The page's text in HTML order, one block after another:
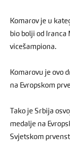
Komarov je u
bio bolji od Iranca
vicešampiona.
Komarovu je ovo
na Evropskom
Tako je Srbija
medalje na
Svjetskom